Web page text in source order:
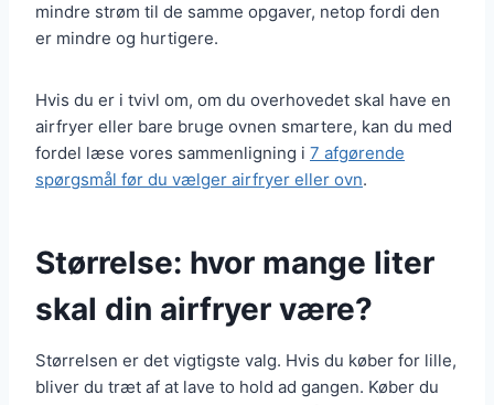
mindre strøm til de samme opgaver, netop fordi den
er mindre og hurtigere.
Hvis du er i tvivl om, om du overhovedet skal have en
airfryer eller bare bruge ovnen smartere, kan du med
fordel læse vores sammenligning i 7 afgørende
spørgsmål før du vælger airfryer eller ovn.
Størrelse: hvor mange liter
skal din airfryer være?
Størrelsen er det vigtigste valg. Hvis du køber for lille,
bliver du træt af at lave to hold ad gangen. Køber du